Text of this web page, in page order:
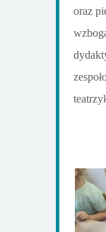
oraz